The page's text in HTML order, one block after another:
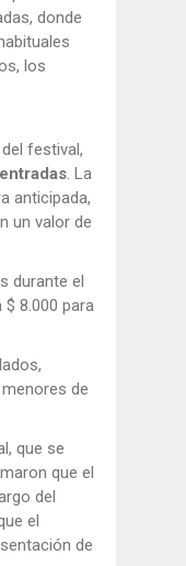
donde
los
festival,
. La
anticipada,
un valor de
durante el
8.000 para
de
que se
que el
del
el
de